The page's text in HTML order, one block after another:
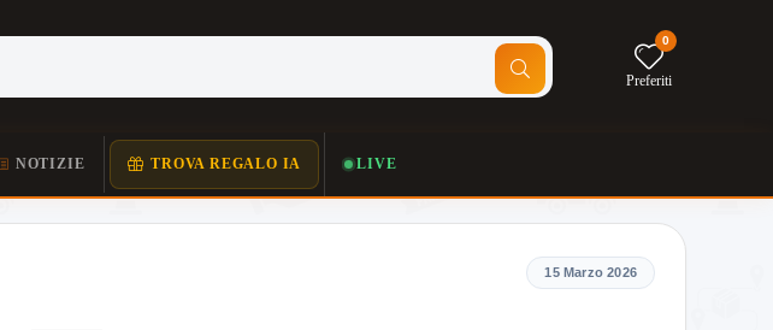
0
Preferiti
NOTIZIE TROVA REGALO IA LIVE
15 Marzo 2026